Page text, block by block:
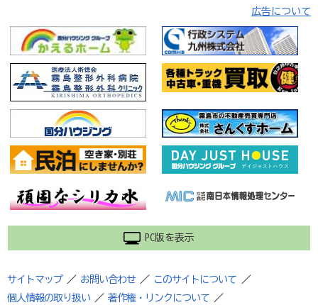
広告について
PC版を表示
サイトマップ ／ お問い合わせ ／ このサイトについて
／
個人情報の取り扱い ／ 著作権・リンクについて ／